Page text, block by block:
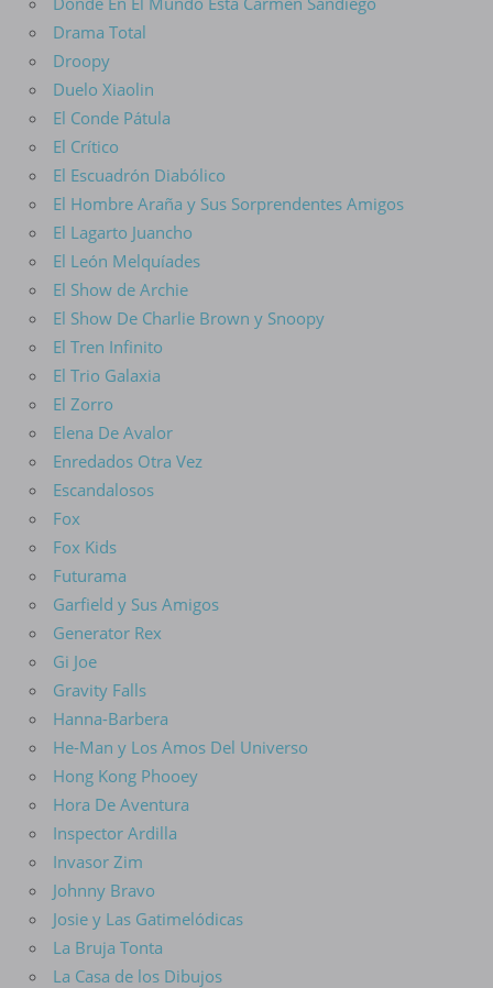
Drama Total
Droopy
Duelo Xiaolin
El Conde Pátula
El Crítico
El Escuadrón Diabólico
El Hombre Araña y Sus Sorprendentes Amigos
El Lagarto Juancho
El León Melquíades
El Show de Archie
El Show De Charlie Brown y Snoopy
El Tren Infinito
El Trio Galaxia
El Zorro
Elena De Avalor
Enredados Otra Vez
Escandalosos
Fox
Fox Kids
Futurama
Garfield y Sus Amigos
Generator Rex
Gi Joe
Gravity Falls
Hanna-Barbera
He-Man y Los Amos Del Universo
Hong Kong Phooey
Hora De Aventura
Inspector Ardilla
Invasor Zim
Johnny Bravo
Josie y Las Gatimelódicas
La Bruja Tonta
La Casa de los Dibujos